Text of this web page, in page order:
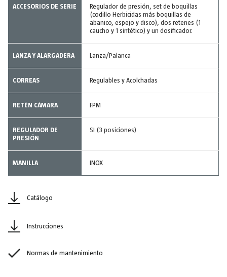
ACCESORIOS DE SERIE
Regulador de presión, set de boquillas
(codillo Herbicidas más boquillas de
abanico, espejo y disco), dos retenes (1
caucho y 1 sintético) y un dosificador.
LANZA Y ALARGADERA Lanza/Palanca
CORREAS Regulables y Acolchadas
RETÉN CÁMARA FPM
REGULADOR DE
PRESIÓN
SI (3 posiciones)
MANILLA INOX
Catálogo
Instrucciones
Normas de mantenimiento